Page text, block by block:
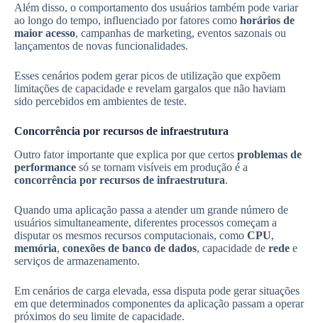
Além disso, o comportamento dos usuários também pode variar
ao longo do tempo, influenciado por fatores como horários de
maior acesso, campanhas de marketing, eventos sazonais ou
lançamentos de novas funcionalidades.
Esses cenários podem gerar picos de utilização que expõem
limitações de capacidade e revelam gargalos que não haviam
sido percebidos em ambientes de teste.
Concorrência por recursos de infraestrutura
Outro fator importante que explica por que certos problemas de
performance só se tornam visíveis em produção é a
concorrência por recursos de infraestrutura.
Quando uma aplicação passa a atender um grande número de
usuários simultaneamente, diferentes processos começam a
disputar os mesmos recursos computacionais, como CPU,
memória, conexões de banco de dados, capacidade de rede e
serviços de armazenamento.
Em cenários de carga elevada, essa disputa pode gerar situações
em que determinados componentes da aplicação passam a operar
próximos do seu limite de capacidade.